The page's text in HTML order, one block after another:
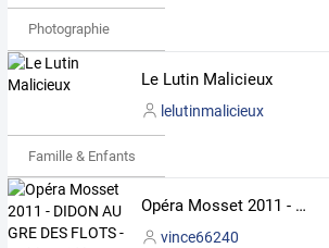
Photographie
Le Lutin Malicieux
lelutinmalicieux
Famille & Enfants
Opéra Mosset 2011 - DIDON AU GRE DES FLOTS - Le blog vidéo
vince66240